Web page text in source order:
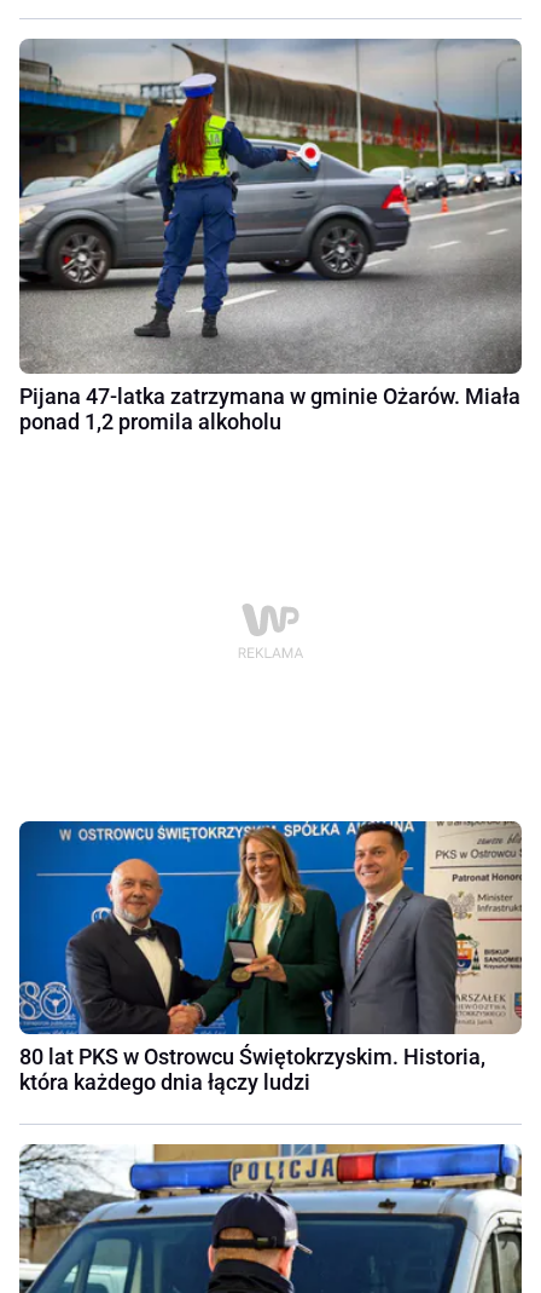
Pijana 47-latka zatrzymana w gminie Ożarów. Miała
ponad 1,2 promila alkoholu
80 lat PKS w Ostrowcu Świętokrzyskim. Historia,
która każdego dnia łączy ludzi